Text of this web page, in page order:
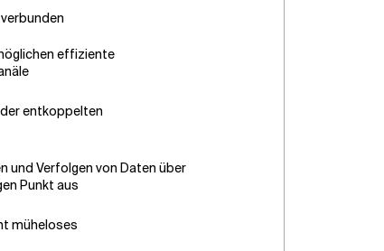
effiziente
entkoppelten
und Verfolgen von Daten über
Punkt aus
müheloses